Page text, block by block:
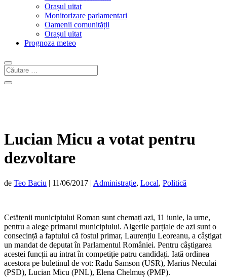
Orașul uitat
Monitorizare parlamentari
Oamenii comunității
Orașul uitat
Prognoza meteo
Lucian Micu a votat pentru
dezvoltare
de Teo Baciu | 11/06/2017 | Administrație, Local, Politică
Cetățenii municipiului Roman sunt chemați azi, 11 iunie, la urne,
pentru a alege primarul municipiului. Algerile parțiale de azi sunt o
consecință a faptului că fostul primar, Laurențiu Leoreanu, a câștigat
un mandat de deputat în Parlamentul României. Pentru câștigarea
acestei funcții au intrat în competiție patru candidați. Iată ordinea
acestora pe buletinul de vot: Radu Samson (USR), Marius Neculai
(PSD), Lucian Micu (PNL), Elena Chelmuș (PMP).